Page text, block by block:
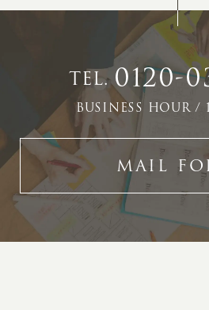
TEL.0120-
BUSINESS HOUR /
MAIL